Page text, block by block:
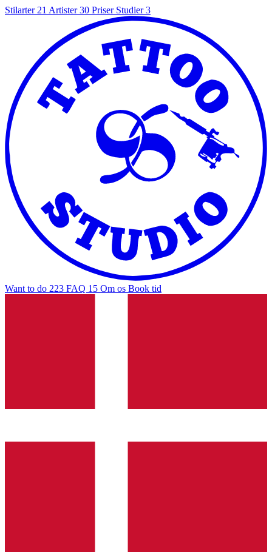
Stilarter 21 Artister30 Priser Studier3
Want to do 223 FAQ 15 Om os Book tid